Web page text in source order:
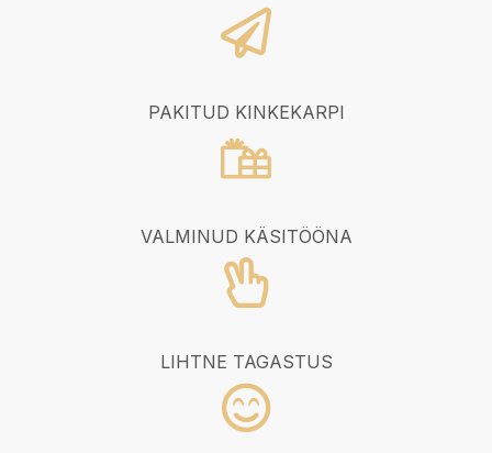
PAKITUD KINKEKARPI
VALMINUD KÄSITÖÖNA
LIHTNE TAGASTUS